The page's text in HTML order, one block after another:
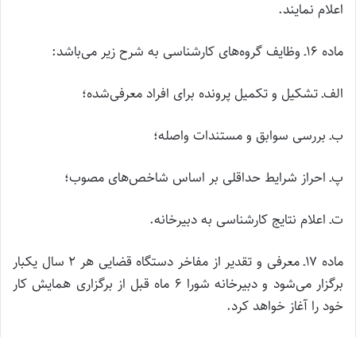
اعلام نمایند.
ماده ۱۶‌ـ وظایف گروه‌های کارشناسی به شرح زیر می‌باشد:
الف‌ـ تشکیل و تکمیل پرونده برای افراد معرفی‌شده؛
ب‌ـ بررسی سوابق و مستندات واصله؛
پ‌ـ احراز شرایط حداقلی بر اساس شاخص‌های مصوب؛
ت‌ـ اعلام نتایج کارشناسی به دبیرخانه.
ماده ۱۷‌ـ معرفی و تقدیر از مفاخر دستگاه قضایی هر ۲ سال یکبار
برگزار می‌شود و دبیرخانه شورا ۶ ماه قبل از برگزاری همایش کار
خود را آغاز خواهد کرد.